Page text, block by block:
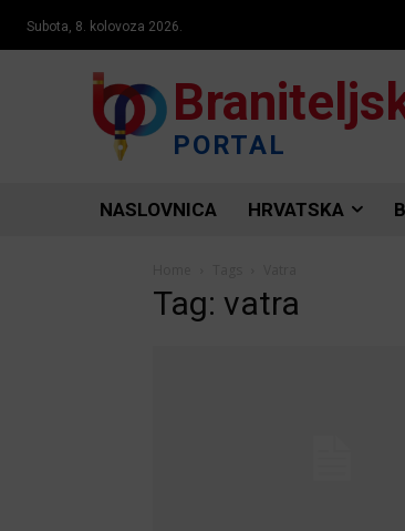
Subota, 8. kolovoza 2026.
PORTAL
NASLOVNICA HRVATSKA
Tag: vatra